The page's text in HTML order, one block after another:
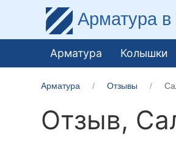
Арматура
Арматура Колышки
Арматура Отзывы
Отзыв,